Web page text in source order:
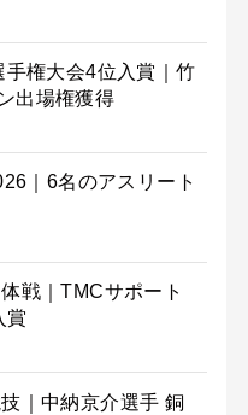
権大会4位入賞｜竹
出場権獲得
｜6名のアスリート
戦｜TMCサポート
賞
｜中納京介選手 銅